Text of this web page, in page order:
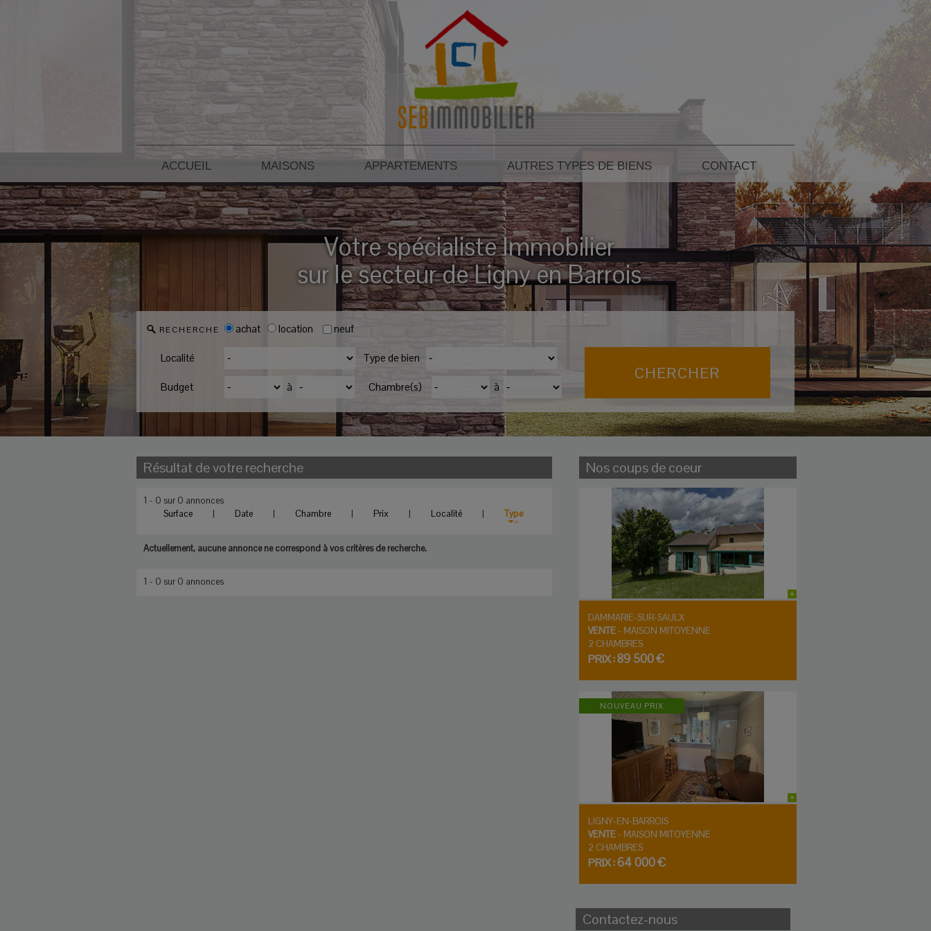
ACCUEIL MAISONS APPARTEMENTS AUTRES TYPES DE BIENS CONTACT
Votre spécialiste Immobilier
sur le secteur de Ligny en Barrois
RECHERCHE achat location neuf
Localité Type de bien
Budget à Chambre(s) à
Résultat de votre recherche
1 - 0 sur 0 annonces
Surface
| Date | Chambre | Prix | Localité | Type
Actuellement, aucune annonce ne correspond à vos critères de recherche.
1 - 0 sur 0 annonces
Nos coups de coeur
DAMMARIE-SUR-SAULX
VENTE- MAISON MITOYENNE
2 CHAMBRES
PRIX :89 500 €
NOUVEAU PRIX
LIGNY-EN-BARROIS
VENTE- MAISON MITOYENNE
2 CHAMBRES
PRIX :64 000 €
Contactez-nous